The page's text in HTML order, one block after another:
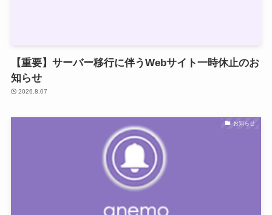
【重要】サーバー移行に伴うWebサイト一時休止のお
知らせ
2026.8.07
お知らせ